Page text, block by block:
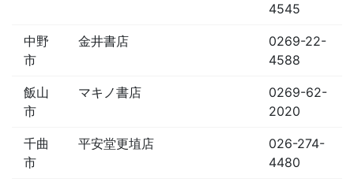
4545
中野
市
金井書店
0269-22-
4588
飯山
市
マキノ書店
0269-62-
2020
千曲
市
平安堂更埴店
026-274-
4480